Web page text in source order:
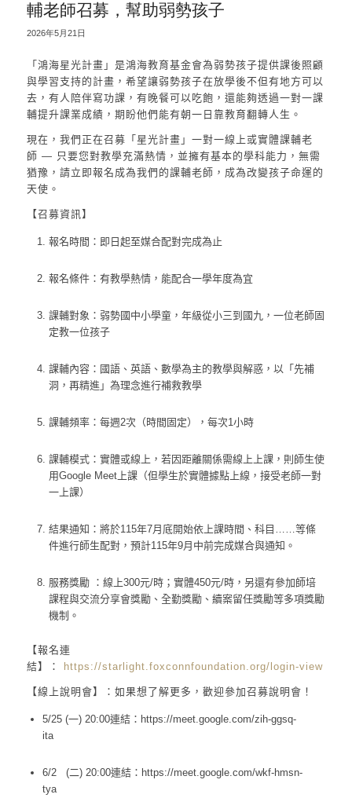
輔老師召募，幫助弱勢孩子
2026年5月21日
「鴻海星光計畫」是鴻海教育基金會為弱勢孩子提供課後照顧
與學習支持的計畫，希望讓弱勢孩子在放學後不但有地方可以
去，有人陪伴寫功課，有晚餐可以吃飽，還能夠透過一對一課
輔提升課業成績，期盼他們能有朝一日靠教育翻轉人生。
現在， 我們正在召募「星光計畫」一對一線上或實體課輔老
師 — 只要您對教學充滿熱情，並擁有基本的學科能力，無需
猶豫，請立即報名成為我們的課輔老師，成為改變孩子命運的
天使。
【召募資訊】
報名時間 ：即日起至媒合配對完成為止
報名條件：有教學熱情，能配合一學年度為宜
課輔對象 ：弱勢國中小學童，年級從小三到國九，一位老師固
定教一位孩子
課輔內容：國語、英語、數學為主的教學與解惑，以「先補
洞，再精進」為理念進行補救教學
課輔頻率：每週2次（時間固定），每次1小時
課輔模式：實體或線上，若因距離關係需線上上課，則師生使
用Google Meet上課（但學生於實體據點上線，接受老師一對
一上課）
結果通知 ：將於115年7月底開始依上課時間、科目……等條
件進行師生配對，預計115年9月中前完成媒合與通知。
服務獎勵 ：線上300元/時；實體450元/時，另還有參加師培
課程與交流分享會獎勵、全勤獎勵、續案留任獎勵等多項獎勵
機制。
【報名連
結】：
https://starlight.foxconnfoundation.org/login-view
【線上說明會】：如果想了解更多，歡迎參加召募說明會！
5/25(一) 20:00連結： https://meet.google.com/zih-ggsq-
ita
6/2(二) 20:00連結： https://meet.google.com/wkf-hmsn-
tya